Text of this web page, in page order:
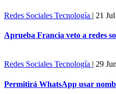
Redes Sociales Tecnología | 21
Aprueba Francia veto a redes
Redes Sociales Tecnología | 29
Permitirá WhatsApp usar